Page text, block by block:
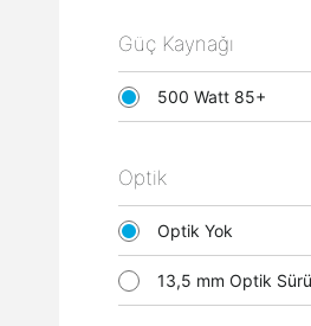
Güç Kaynağı
500 Watt 85+
Optik
Optik Yok
13,5 mm Optik